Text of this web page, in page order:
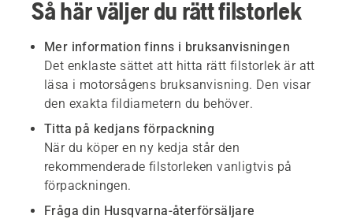
Så här väljer du rätt filstorlek
Mer information finns i bruksanvisningen
Det enklaste sättet att hitta rätt filstorlek är att
läsa i motorsågens bruksanvisning. Den visar
den exakta fildiametern du behöver.
Titta på kedjans förpackning
När du köper en ny kedja står den
rekommenderade filstorleken vanligtvis på
förpackningen.
Fråga din Husqvarna-återförsäljare